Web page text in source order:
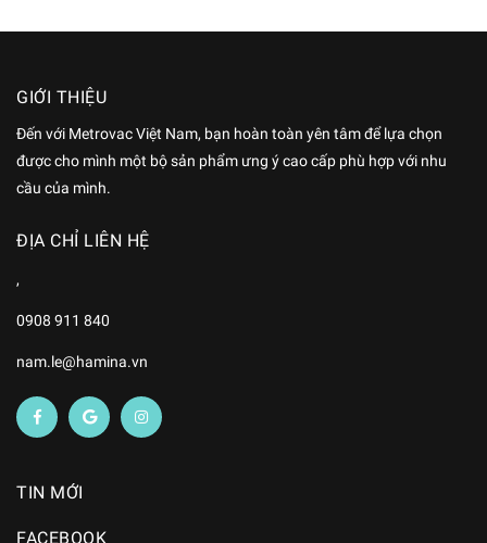
GIỚI THIỆU
Đến với Metrovac Việt Nam, bạn hoàn toàn yên tâm để lựa chọn
được cho mình một bộ sản phẩm ưng ý cao cấp phù hợp với nhu
cầu của mình.
ĐỊA CHỈ LIÊN HỆ
,
0908 911 840
nam.le@hamina.vn
TIN MỚI
FACEBOOK